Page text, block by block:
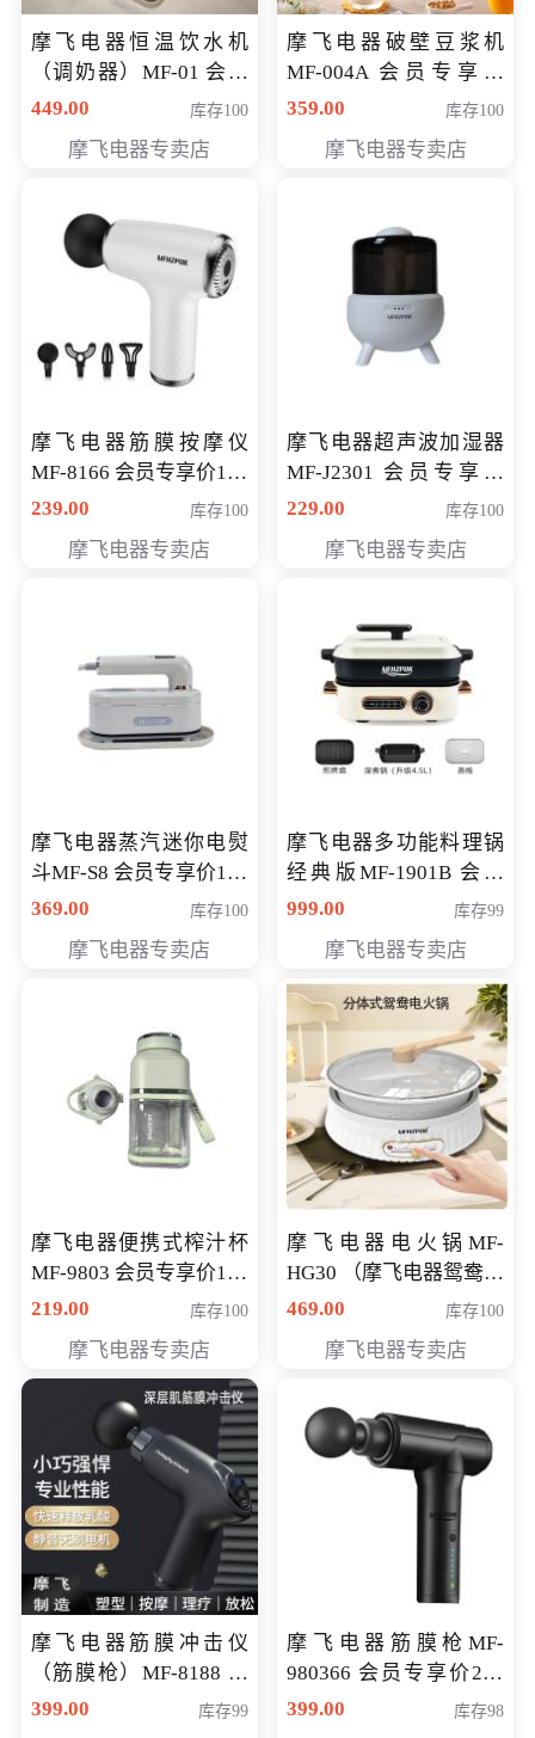
摩飞电器恒温饮水机
（调奶器）MF-01 会员
专享价366元
449.00 库存100
摩飞电器专卖店
摩飞电器破壁豆浆机
MF-004A 会员专享价
168元
359.00 库存100
摩飞电器专卖店
摩飞电器筋膜按摩仪
MF-8166 会员专享价168
元
239.00 库存100
摩飞电器专卖店
摩飞电器超声波加湿器
MF-J2301 会员专享价
168元
229.00 库存100
摩飞电器专卖店
摩飞电器蒸汽迷你电熨
斗MF-S8 会员专享价168
元
369.00 库存100
摩飞电器专卖店
摩飞电器多功能料理锅
经典版MF-1901B 会员
专享价399元
999.00 库存99
摩飞电器专卖店
摩飞电器便携式榨汁杯
MF-9803 会员专享价138
元
219.00 库存100
摩飞电器专卖店
摩飞电器电火锅MF-
HG30 （摩飞电器鸳鸯锅
MF-HG30 ） 会员专享价
469.00 库存100
摩飞电器专卖店
摩飞电器筋膜冲击仪
（筋膜枪）MF-8188 会
员专享价268元
399.00 库存99
摩飞电器筋膜枪MF-
980366 会员专享价299
元
399.00 库存98